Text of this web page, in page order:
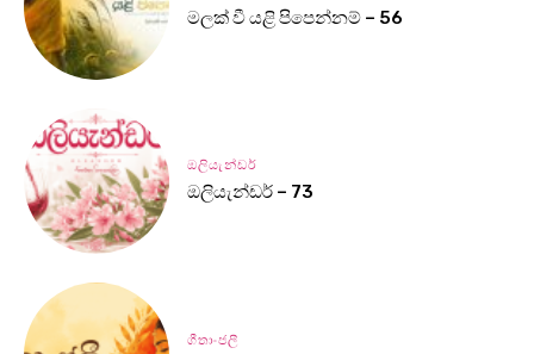
මලක් වී යළි පිපෙන්නම් – 56
ඔලියැන්ඩර්
ඔලියැන්ඩර් – 73
ගීතාංජලී